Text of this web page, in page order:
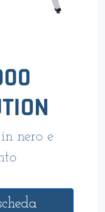
nero e